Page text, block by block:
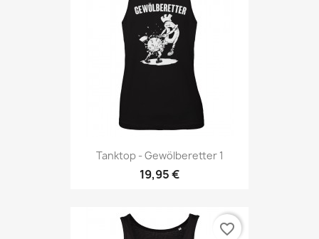
Tanktop - Gewölberetter 1
19,95 €
favorite_border